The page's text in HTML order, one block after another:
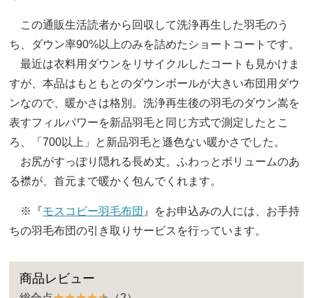
この通販生活読者から回収して洗浄再生した羽毛のう
ち、ダウン率90%以上のみを詰めたショートコートです。
最近は衣料用ダウンをリサイクルしたコートも見かけま
すが、本品はもともとのダウンボールが大きい布団用ダウ
ンなので、暖かさは格別。洗浄再生後の羽毛のダウン嵩を
表すフィルパワーを新品羽毛と同じ方式で測定したとこ
ろ、「700以上」と新品羽毛と遜色ない暖かさでした。
お尻がすっぽり隠れる長め丈。ふわっとボリュームのあ
る襟が、首元まで暖かく包んでくれます。
※『モスコビー羽毛布団 』をお申込みの人には、お手持
ちの羽毛布団の引き取りサービスを行っています。
商品レビュー